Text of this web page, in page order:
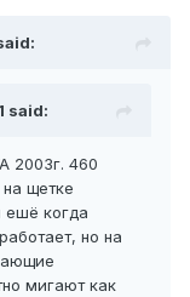
said:
2003г. 460
щетке
ешё когда
но на
мигают как